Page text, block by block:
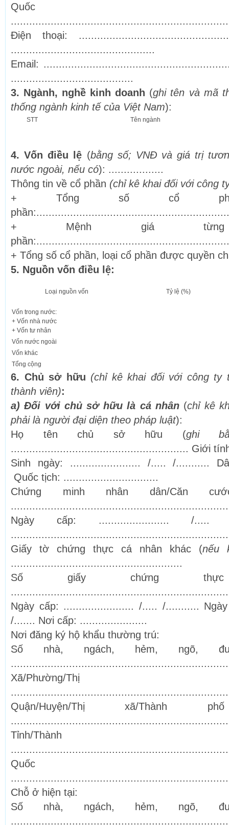
Quốc
Điện thoại:
...............................................
Email:
........................................
3. Ngành, nghề kinh doanh (ghi tên và mã
thống ngành kinh tế của Việt Nam):
STT Tên ngành
4. Vốn điều lệ (bằng số; VNĐ và giá trị
nước ngoài, nếu có): ..................
Thông tin về cổ phần (chỉ kê khai đối với công
+ Tổng số cổ
+ Mệnh giá
+ Tổng số cổ phần, loại cổ phần được quyền
5. Nguồn vốn điều lệ:
Loại nguồn vốn Tỷ lệ (%)
Vốn trong nước:
+ Vốn nhà nước
+ Vốn tư nhân
Vốn nước ngoài
Vốn khác
Tổng cộng
6. Chủ sở hữu (chỉ kê khai đối với công ty
thành viên):
a) Đối với chủ sở hữu là cá nhân (chỉ kê
phải là người đại diện theo pháp luật):
Họ tên chủ sở hữu (ghi
.......................................................... Giới
Sinh ngày: ....................... /..... /...........
Quốc tịch: ...............................
Chứng minh nhân dân/Căn
Ngày cấp: ....................... /
Giấy tờ chứng thực cá nhân khác (nếu
........................................................
Số giấy chứng
Ngày cấp: ....................... /..... /...........
/....... Nơi cấp: ......................
Nơi đăng ký hộ khẩu thường trú:
Số nhà, ngách, hẻm, ngõ,
Xã/Phường/
Quận/Huyện/Thị xã/
Tỉnh/
Quốc
Chỗ ở hiện tại:
Số nhà, ngách, hẻm, ngõ,